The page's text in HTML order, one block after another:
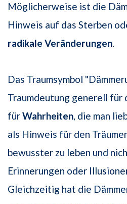
Möglicherweise ist die
Hinweis auf das Sterben
radikale Veränderungen.
Das Traumsymbol
Traumdeutung generell für
fürWahrheiten, die man
als Hinweis für den
bewusster zu leben und
Erinnerungen oder
Gleichzeitig hat die